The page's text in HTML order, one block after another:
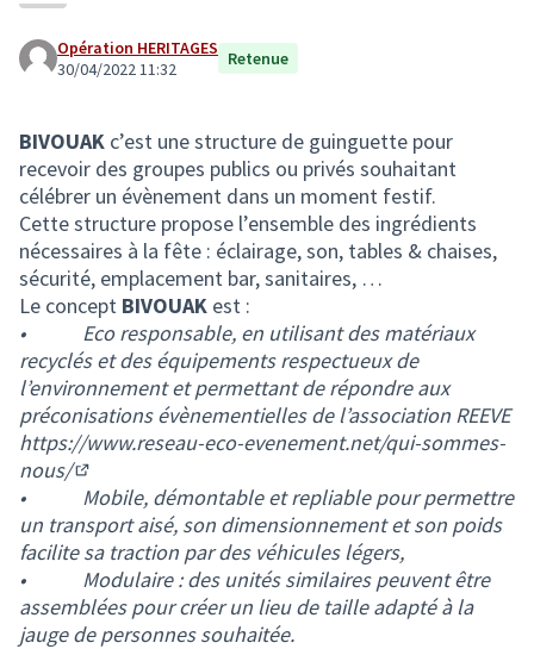
Opération HERITAGES
30/04/2022 11:32
Retenue
BIVOUAK c’est une structure de guinguette pour
recevoir des groupes publics ou privés souhaitant
célébrer un évènement dans un moment festif.
Cette structure propose l’ensemble des ingrédients
nécessaires à la fête : éclairage, son, tables & chaises,
sécurité, emplacement bar, sanitaires, …
Le concept BIVOUAK est :
• Eco responsable, en utilisant des matériaux
recyclés et des équipements respectueux de
l’environnement et permettant de répondre aux
préconisations évènementielles de l’association REEVE
https://www.reseau-eco-evenement.net/qui-sommes-
nous/
(Lien externe)
• Mobile, démontable et repliable pour permettre
un transport aisé, son dimensionnement et son poids
facilite sa traction par des véhicules légers,
• Modulaire : des unités similaires peuvent être
assemblées pour créer un lieu de taille adapté à la
jauge de personnes souhaitée.